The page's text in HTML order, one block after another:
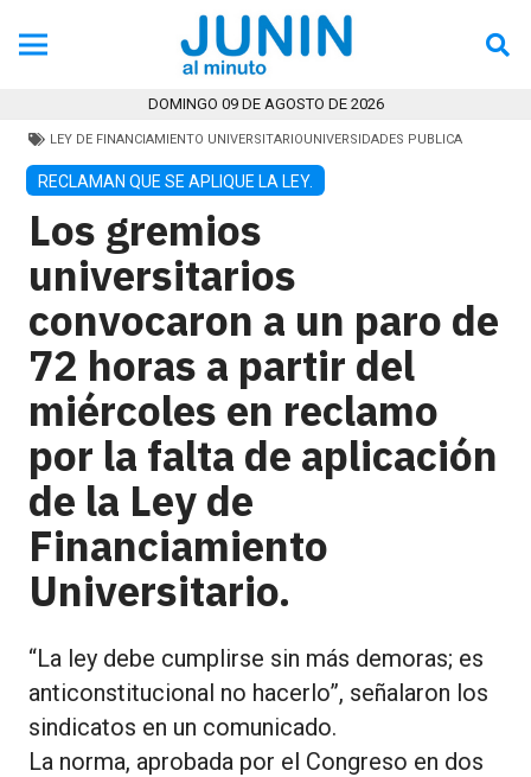
DOMINGO 09 DE AGOSTO DE 2026
LEY DE FINANCIAMIENTO UNIVERSITARIOUNIVERSIDADES PUBLICA
RECLAMAN QUE SE APLIQUE LA LEY.
Los gremios
universitarios
convocaron a un paro de
72 horas a partir del
miércoles en reclamo
por la falta de aplicación
de la Ley de
Financiamiento
Universitario.
“La ley debe cumplirse sin más demoras; es
anticonstitucional no hacerlo”, señalaron los
sindicatos en un comunicado.
La norma, aprobada por el Congreso en dos